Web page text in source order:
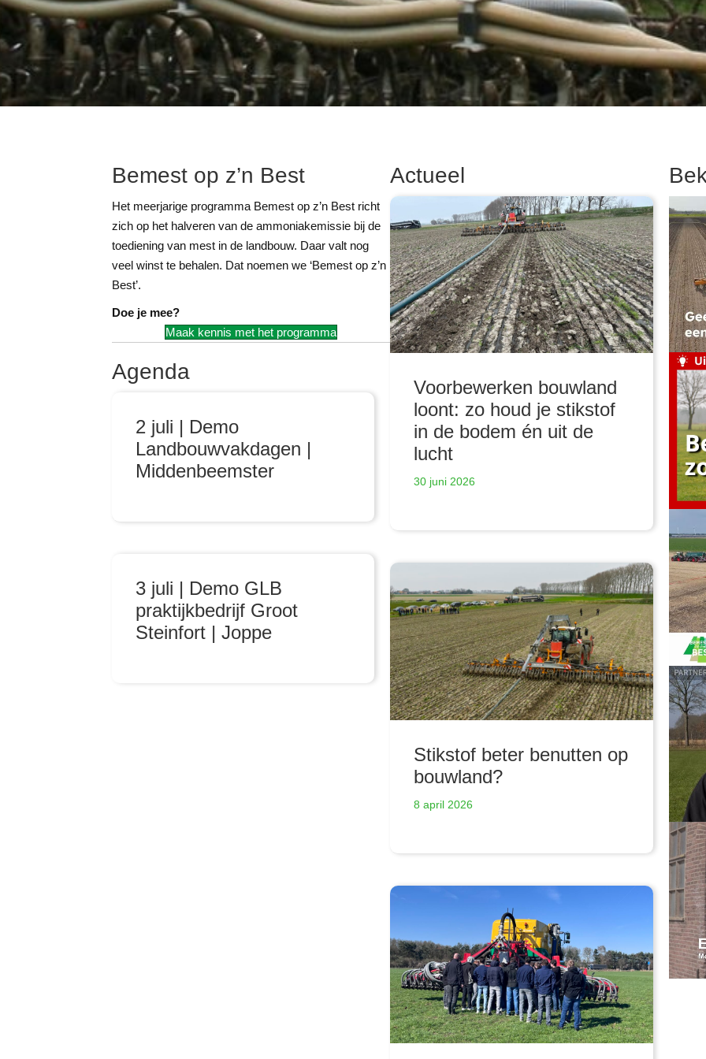
Bemest op z’n Best
Het meerjarige programma Bemest op z’n Best richt
zich op het halveren van de ammoniakemissie bij de
toediening van mest in de landbouw. Daar valt nog
veel winst te behalen. Dat noemen we ‘Bemest op z’n
Best’.
Doe je mee?
Maak kennis met het programma
Agenda
2 juli | Demo
Landbouwvakdagen |
Middenbeemster
3 juli | Demo GLB
praktijkbedrijf Groot
Steinfort | Joppe
Actueel
Voorbewerken bouwland
loont: zo houd je stikstof
in de bodem én uit de
lucht
30 juni 2026
Stikstof beter benutten op
bouwland?
8 april 2026